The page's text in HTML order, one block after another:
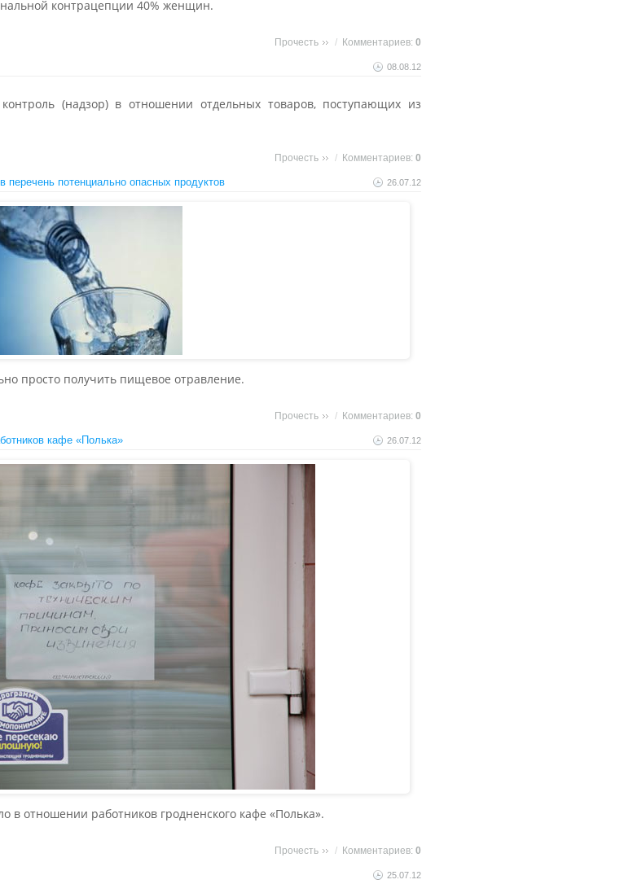
контрацепции 40% женщин.
Прочесть / Комментариев: 0
08.08.12
(надзор) в отношении отдельных товаров, поступающих из
Прочесть / Комментариев: 0
26.07.12
перечень потенциально опасных продуктов
просто получить пищевое отравление.
Прочесть / Комментариев: 0
26.07.12
кафе «Полька»
в отношении работников гродненского кафе «Полька».
Прочесть / Комментариев: 0
25.07.12